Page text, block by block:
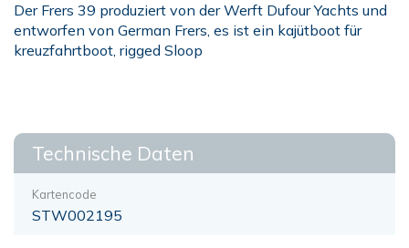
Der Frers 39 produziert von der Werft Dufour Yachts und
entworfen von German Frers, es ist ein kajütboot für
kreuzfahrtboot, rigged Sloop
Technische Daten
Kartencode
STW002195